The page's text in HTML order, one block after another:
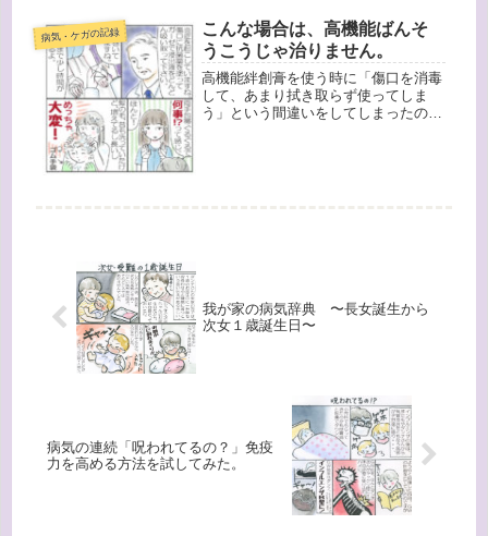
な...
病気・ケガの記録
こんな場合は、高機能ばんそ
うこうじゃ治りません。
高機能絆創膏を使う時に「傷口を消毒
して、あまり拭き取らず使ってしま
う」という間違いをしてしまったので
我が家の病気辞典 〜長女誕生から
次女１歳誕生日〜
病気の連続「呪われてるの？」免疫
力を高める方法を試してみた。